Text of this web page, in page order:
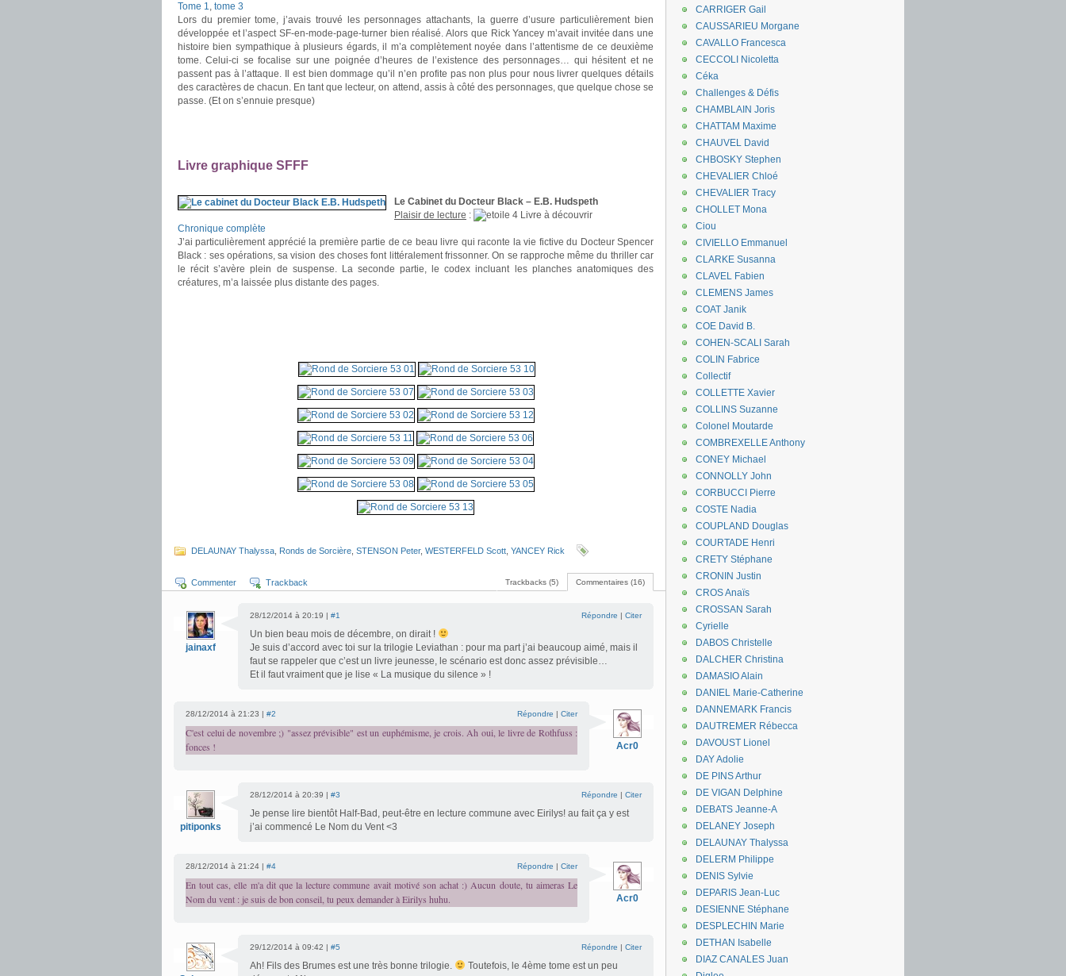
Tome 1, tome 3
Lors du premier tome, j’avais trouvé les personnages attachants, la guerre d’usure particulièrement bien
développée et l’aspect SF-en-mode-page-turner bien réalisé. Alors que Rick Yancey m’avait invitée dans une
histoire bien sympathique à plusieurs égards, il m’a complètement noyée dans l’attentisme de ce deuxième
tome. Celui-ci se focalise sur une poignée d’heures de l’existence des personnages… qui hésitent et ne
passent pas à l’attaque. Il est bien dommage qu’il n’en profite pas non plus pour nous livrer quelques détails
des caractères de chacun. En tant que lecteur, on attend, assis à côté des personnages, que quelque chose se
passe. (Et on s’ennuie presque)
Livre graphique SFFF
Le Cabinet du Docteur Black – E.B. Hudspeth
Plaisir de lecture :
Livre à découvrir
Chronique complète
J’ai particulièrement apprécié la première partie de ce beau livre qui raconte la vie fictive du Docteur Spencer
Black : ses opérations, sa vision des choses font littéralement frissonner. On se rapproche même du thriller car
le récit s’avère plein de suspense. La seconde partie, le codex incluant les planches anatomiques des
créatures, m’a laissée plus distante des pages.
DELAUNAY Thalyssa Ronds de Sorcière STENSON Peter, WESTERFELD Scott YANCEY Rick
Commentaires (16)
Trackbacks (5)
Commenter Trackback
jainaxf
28/12/2014 à 20:19 | #1 Répondre | Citer
Un bien beau mois de décembre, on dirait !
Je suis d’accord avec toi sur la trilogie Leviathan : pour ma part j’ai beaucoup aimé, mais il
faut se rappeler que c’est un livre jeunesse, le scénario est donc assez prévisible…
Et il faut vraiment que je lise « La musique du silence » !
Acr0
28/12/2014 à 21:23 | #2 Répondre | Citer
C'est celui de novembre ;) "assez prévisible" est un euphémisme, je crois. Ah oui, le livre de Rothfuss :
fonces !
pitiponks
28/12/2014 à 20:39 | #3 Répondre | Citer
Je pense lire bientôt Half-Bad, peut-être en lecture commune avec Eirilys! au fait ça y est
j’ai commencé Le Nom du Vent <3
Acr0
28/12/2014 à 21:24 | #4 Répondre | Citer
En tout cas, elle m'a dit que la lecture commune avait motivé son achat :) Aucun doute, tu aimeras Le
Nom du vent : je suis de bon conseil, tu peux demander à Eirilys huhu.
29/12/2014 à 09:42 | #5 Répondre | Citer
Ah! Fils des Brumes est une très bonne trilogie.
Toutefois, le 4ème tome est un peu
CARRIGER Gail
CAUSSARIEU Morgane
CAVALLO Francesca
CECCOLI Nicoletta
Céka
Challenges & Défis
CHAMBLAIN Joris
CHATTAM Maxime
CHAUVEL David
CHBOSKY Stephen
CHEVALIER Chloé
CHEVALIER Tracy
CHOLLET Mona
Ciou
CIVIELLO Emmanuel
CLARKE Susanna
CLAVEL Fabien
CLEMENS James
COAT Janik
COE David B.
COHEN-SCALI Sarah
COLIN Fabrice
Collectif
COLLETTE Xavier
COLLINS Suzanne
Colonel Moutarde
COMBREXELLE Anthony
CONEY Michael
CONNOLLY John
CORBUCCI Pierre
COSTE Nadia
COUPLAND Douglas
COURTADE Henri
CRETY Stéphane
CRONIN Justin
CROS Anaïs
CROSSAN Sarah
Cyrielle
DABOS Christelle
DALCHER Christina
DAMASIO Alain
DANIEL Marie-Catherine
DANNEMARK Francis
DAUTREMER Rébecca
DAVOUST Lionel
DAY Adolie
DE PINS Arthur
DE VIGAN Delphine
DEBATS Jeanne-A
DELANEY Joseph
DELAUNAY Thalyssa
DELERM Philippe
DENIS Sylvie
DEPARIS Jean-Luc
DESIENNE Stéphane
DESPLECHIN Marie
DETHAN Isabelle
DIAZ CANALES Juan